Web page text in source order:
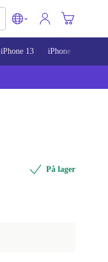
iPhone 13 iPhone 14
På lager